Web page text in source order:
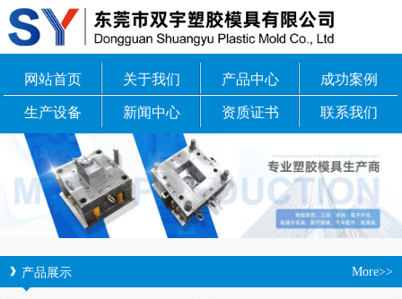
网站首页 关于我们 产品中心
成功案例
生产设备
新闻中心 资质证书 联系我们
More>>
产品展示